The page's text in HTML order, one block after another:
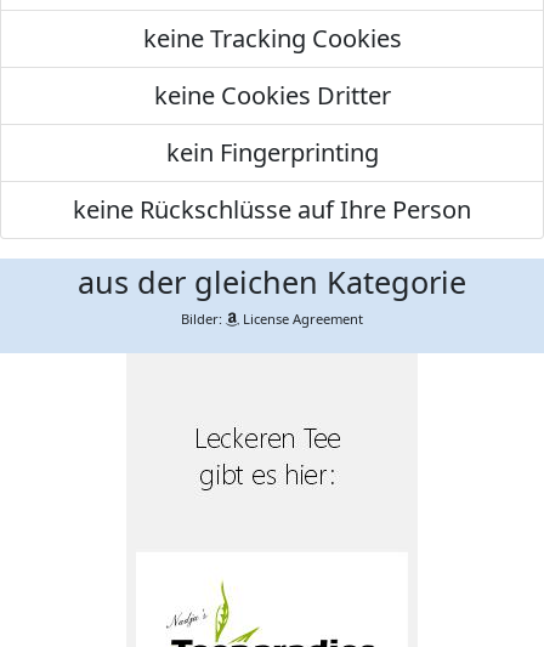
keine Tracking Cookies
keine Cookies Dritter
kein Fingerprinting
keine Rückschlüsse auf Ihre Person
aus der gleichen Kategorie
Bilder: License Agreement